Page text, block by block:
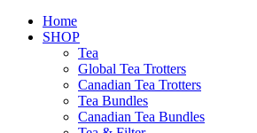
Home
SHOP
Tea
Global Tea Trotters
Canadian Tea Trotters
Tea Bundles
Canadian Tea Bundles